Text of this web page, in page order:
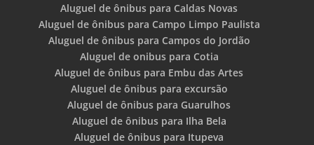
Aluguel de ônibus para Caldas Novas
Aluguel de ônibus para Campo Limpo Paulista
Aluguel de ônibus para Campos do Jordão
Aluguel de onibus para Cotia
Aluguel de ônibus para Embu das Artes
Aluguel de ônibus para excursão
Aluguel de ônibus para Guarulhos
Aluguel de ônibus para Ilha Bela
Aluguel de ônibus para Itupeva